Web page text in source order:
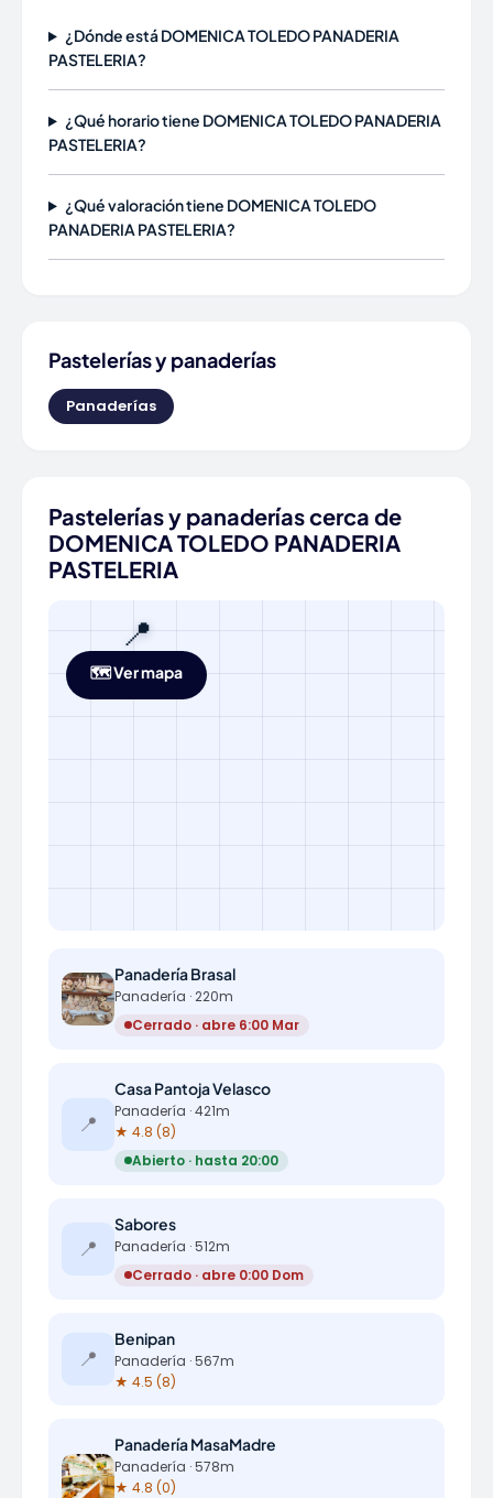
¿Dónde está DOMENICA TOLEDO PANADERIA
PASTELERIA?
¿Qué horario tiene DOMENICA TOLEDO PANADERIA
PASTELERIA?
¿Qué valoración tiene DOMENICA TOLEDO
PANADERIA PASTELERIA?
Pastelerías y panaderías
Panaderías
Pastelerías y panaderías cerca de
DOMENICA TOLEDO PANADERIA
PASTELERIA
📍
🗺️ Ver mapa
Panadería Brasal
Panadería · 220m
Cerrado · abre 6:00 Mar
📍
Casa Pantoja Velasco
Panadería · 421m
★ 4.8 (8)
Abierto · hasta 20:00
📍
Sabores
Panadería · 512m
Cerrado · abre 0:00 Dom
📍
Benipan
Panadería · 567m
★ 4.5 (8)
Panadería MasaMadre
Panadería · 578m
★ 4.8 (0)